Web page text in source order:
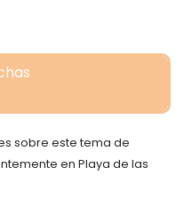
sobre este tema de
en Playa de las